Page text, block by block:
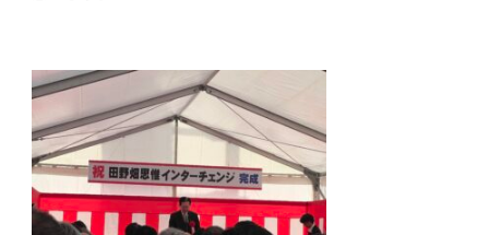
完成式にも出席させていただきました。地域の発展に
われることを喜びに、今後も皆さまの安全で快適な道
利用のため、更なる整備やサポートに努めていきたい
思います。